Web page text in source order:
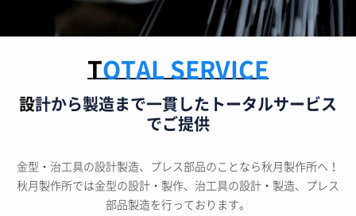
TOTAL SERVICE
設計から製造まで一貫したトータルサービス
でご提供
金型・治工具の設計製造、プレス部品のことなら秋月製作所へ！
秋月製作所では金型の設計・製作、治工具の設計・製造、プレス
部品製造を行っております。